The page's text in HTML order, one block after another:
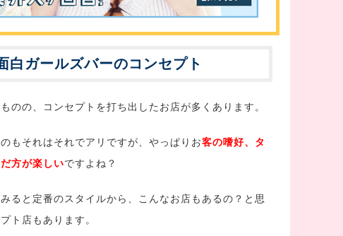
白ガールズバーのコンセプト
のの、コンセプトを打ち出したお店が多くあります。
もそれはそれでアリですが、やっぱりお客の嗜好、タ
方が楽しいですよね？
ると定番のスタイルから、こんなお店もあるの？と思
ト店もあります。